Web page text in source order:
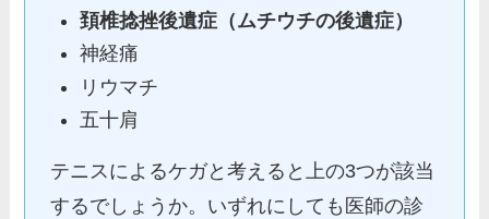
頚椎捻挫後遺症（ムチウチの後遺症）
神経痛
リウマチ
五十肩
テニスによるケガと考えると上の3つが該当
するでしょうか。いずれにしても医師の診